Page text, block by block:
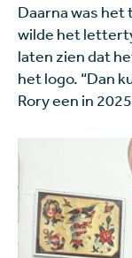
Daarna was
wilde het
laten zien dat
het logo. “Dan
Rory een in